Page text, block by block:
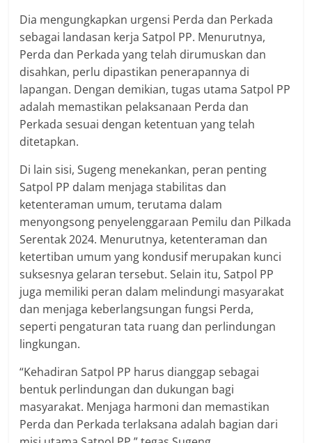
Dia mengungkapkan urgensi Perda dan Perkada
sebagai landasan kerja Satpol PP. Menurutnya,
Perda dan Perkada yang telah dirumuskan dan
disahkan, perlu dipastikan penerapannya di
lapangan. Dengan demikian, tugas utama Satpol PP
adalah memastikan pelaksanaan Perda dan
Perkada sesuai dengan ketentuan yang telah
ditetapkan.
Di lain sisi, Sugeng menekankan, peran penting
Satpol PP dalam menjaga stabilitas dan
ketenteraman umum, terutama dalam
menyongsong penyelenggaraan Pemilu dan Pilkada
Serentak 2024. Menurutnya, ketenteraman dan
ketertiban umum yang kondusif merupakan kunci
suksesnya gelaran tersebut. Selain itu, Satpol PP
juga memiliki peran dalam melindungi masyarakat
dan menjaga keberlangsungan fungsi Perda,
seperti pengaturan tata ruang dan perlindungan
lingkungan.
“Kehadiran Satpol PP harus dianggap sebagai
bentuk perlindungan dan dukungan bagi
masyarakat. Menjaga harmoni dan memastikan
Perda dan Perkada terlaksana adalah bagian dari